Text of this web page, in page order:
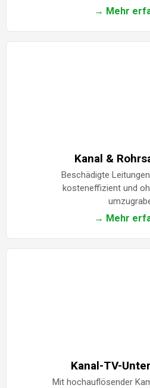
→ Mehr
Kanal &
Beschädigte
kosteneffizient und
→ Mehr
Kanal-TV-
Mit hochauflösender